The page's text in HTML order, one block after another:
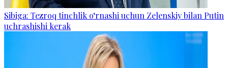
Sibiga: Tezroq tinchlik o‘rnashi uchun Zelenskiy bilan Putin
uchrashishi kerak